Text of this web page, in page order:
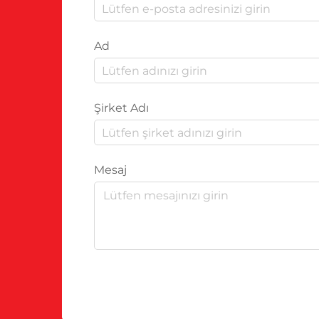
Ad
Şirket Adı
Mesaj